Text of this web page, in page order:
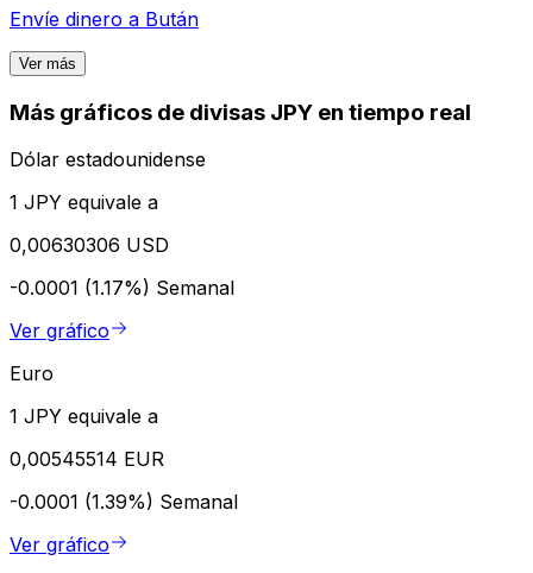
Envíe dinero a Bután
Ver más
Más gráficos de divisas JPY en tiempo real
Dólar estadounidense
1 JPY equivale a
0,00630306 USD
-0.0001 (1.17%) Semanal
Ver gráfico
Euro
1 JPY equivale a
0,00545514 EUR
-0.0001 (1.39%) Semanal
Ver gráfico